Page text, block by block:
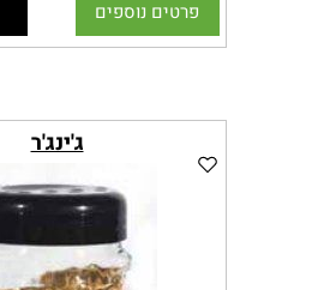
פרטים נוספים
ג'ינג'ר